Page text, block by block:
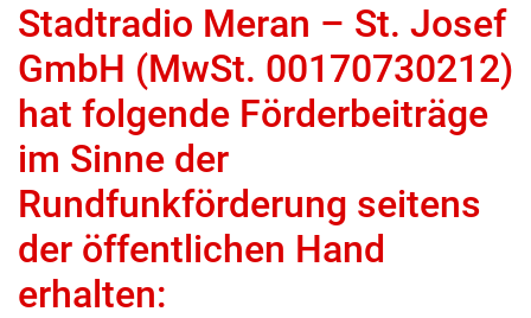
Stadtradio Meran – St. Josef
GmbH (MwSt. 00170730212)
hat folgende Förderbeiträge
im Sinne der
Rundfunkförderung seitens
der öffentlichen Hand
erhalten: